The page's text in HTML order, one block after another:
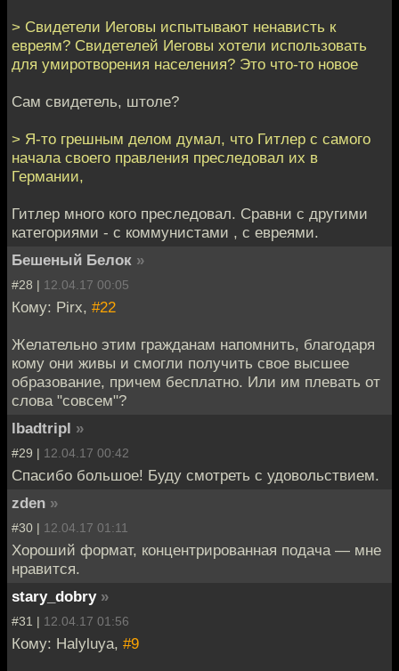
> Свидетели Иеговы испытывают ненависть к
евреям? Свидетелей Иеговы хотели использовать
для умиротворения населения? Это что-то новое
Сам свидетель, штоле?
> Я-то грешным делом думал, что Гитлер с самого
начала своего правления преследовал их в
Германии,
Гитлер много кого преследовал. Сравни с другими
категориями - с коммунистами , с евреями.
Бешеный Белок »
#28 | 12.04.17 00:05
Кому: Pirx, #22
Желательно этим гражданам напомнить, благодаря
кому они живы и смогли получить свое высшее
образование, причем бесплатно. Или им плевать от
слова "совсем"?
lbadtripl »
#29 | 12.04.17 00:42
Спасибо большое! Буду смотреть с удовольствием.
zden »
#30 | 12.04.17 01:11
Хороший формат, концентрированная подача — мне
нравится.
stary_dobry »
#31 | 12.04.17 01:56
Кому: Halyluya, #9